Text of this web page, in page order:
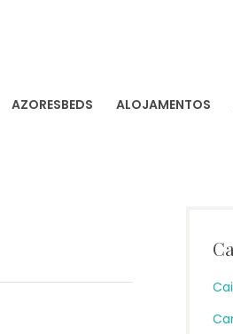
AZORESBEDS ALOJAMENTOS